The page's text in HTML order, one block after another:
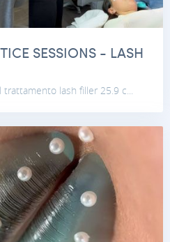
SESSIONS - LASH
trattamento lash filler 25.9 c...